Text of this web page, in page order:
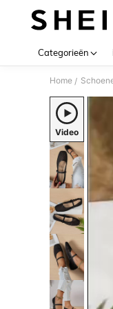
Categorieën
Home /
Video